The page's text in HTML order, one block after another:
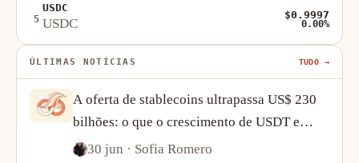
5
USDC
USDC
$0.9997
0.00%
ÚLTIMAS NOTÍCIAS TUDO →
A oferta de stablecoins ultrapassa US$ 230
bilhões: o que o crescimento de USDT e
USDC diz sobre a demanda por cripto
30 jun · Sofia Romero